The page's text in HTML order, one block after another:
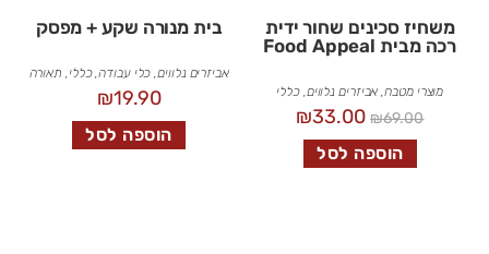
משחיז סכינים שחור ידית
רכה מבית Food Appeal
מוצרי מטבח, אביזרים נלווים ,כללי
₪69.00
₪33.00
הוספה לסל
בית מנורה שקע + מפסק
אביזרים נלווים, כלי עבודה,כללי תאורה
₪19.90
הוספה לסל